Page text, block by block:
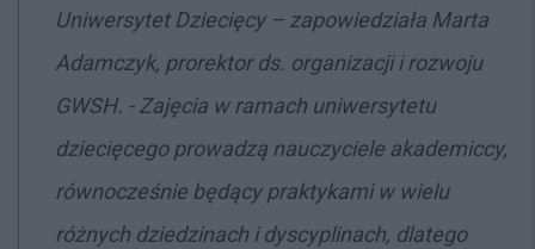
Uniwersytet Dziecięcy– zapowiedziała Marta
Adamczyk, prorektor ds. organizacji i rozwoju
GWSH. -Zajęcia w ramach uniwersytetu
dziecięcego prowadzą nauczyciele akademiccy,
równocześnie będący praktykami w wielu
różnych dziedzinach i dyscyplinach, dlatego